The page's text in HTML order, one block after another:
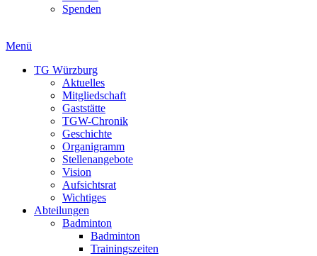
Spenden
Menü
TG Würzburg
Aktuelles
Mitgliedschaft
Gaststätte
TGW-Chronik
Geschichte
Organigramm
Stellenangebote
Vision
Aufsichtsrat
Wichtiges
Abteilungen
Badminton
Badminton
Trainingszeiten